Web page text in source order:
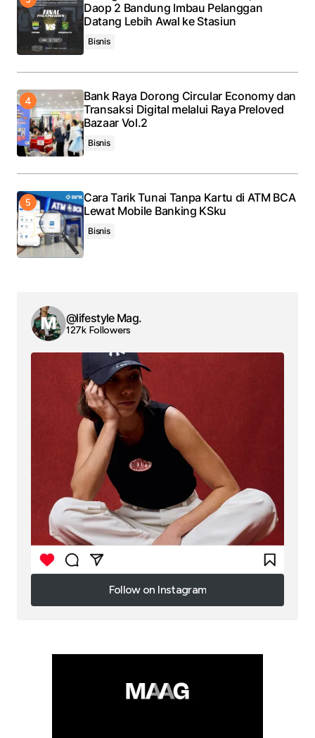
Daop 2 Bandung Imbau Pelanggan
Datang Lebih Awal ke Stasiun
Bisnis
Bank Raya Dorong Circular Economy dan
Transaksi Digital melalui Raya Preloved
Bazaar Vol.2
Bisnis
Cara Tarik Tunai Tanpa Kartu di ATM BCA
Lewat Mobile Banking KSku
Bisnis
@lifestyle Mag.
127k Followers
Follow on Instagram
Follow on Instagram